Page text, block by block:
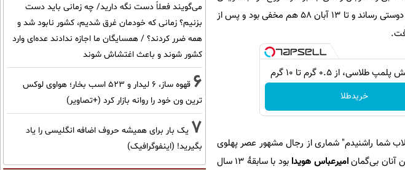
و الله‌اکبر گفتن! کسی به او شک نکرد و سریع تاکسی گرفت و خود را به خانۀ دوستی رساند و تا 13 آبان 58 هم مخفی بود و پس از
طلاسی، از ۰.۵ گرم تا ۱۰ گرم
خریدطلا
شما راشنیدم" شماری از رجال مشهور عصر پهلوی
آنان بی‌گمانامیر‌عباس هویدا
بود با سابقۀ 13 سال
می‌گویند فعلاً دست نگه دارید/ چه زمانی باید دست
بزنیم؟ زمانی که خودمان غرق شدیم، کشور نابود شد و
همه ضرر کردند؟ / همسایگان ما اجازه ندادند عده‌ای وارد
کشور شوند و باعث اغتشاش شوند
6
قهوه ساز، 6 لیدار و 523 اسب بخار؛ هواوی لوکس
ترین ون خود را روانه بازار کرد (+تصاویر)
7 یک بار برای همیشه حروف اضافه انگلیسی را یاد
بگیرید! (اینفوگرافیک)